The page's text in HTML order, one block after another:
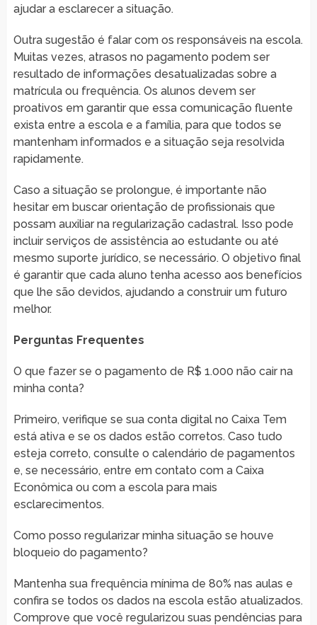
ajudar a esclarecer a situação.
Outra sugestão é falar com os responsáveis na escola.
Muitas vezes, atrasos no pagamento podem ser
resultado de informações desatualizadas sobre a
matrícula ou frequência. Os alunos devem ser
proativos em garantir que essa comunicação fluente
exista entre a escola e a família, para que todos se
mantenham informados e a situação seja resolvida
rapidamente.
Caso a situação se prolongue, é importante não
hesitar em buscar orientação de profissionais que
possam auxiliar na regularização cadastral. Isso pode
incluir serviços de assistência ao estudante ou até
mesmo suporte jurídico, se necessário. O objetivo final
é garantir que cada aluno tenha acesso aos benefícios
que lhe são devidos, ajudando a construir um futuro
melhor.
Perguntas Frequentes
O que fazer se o pagamento de R$ 1.000 não cair na
minha conta?
Primeiro, verifique se sua conta digital no Caixa Tem
está ativa e se os dados estão corretos. Caso tudo
esteja correto, consulte o calendário de pagamentos
e, se necessário, entre em contato com a Caixa
Econômica ou com a escola para mais
esclarecimentos.
Como posso regularizar minha situação se houve
bloqueio do pagamento?
Mantenha sua frequência mínima de 80% nas aulas e
confira se todos os dados na escola estão atualizados.
Comprove que você regularizou suas pendências para